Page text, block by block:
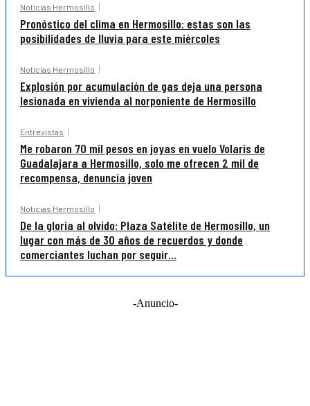
Noticias Hermosillo
Pronóstico del clima en Hermosillo: estas son las
posibilidades de lluvia para este miércoles
Noticias Hermosillo
Explosión por acumulación de gas deja una persona
lesionada en vivienda al norponiente de Hermosillo
Entrevistas
Me robaron 70 mil pesos en joyas en vuelo Volaris de
Guadalajara a Hermosillo, solo me ofrecen 2 mil de
recompensa, denuncia joven
Noticias Hermosillo
De la gloria al olvido: Plaza Satélite de Hermosillo, un
lugar con más de 30 años de recuerdos y donde
comerciantes luchan por seguir...
-Anuncio-